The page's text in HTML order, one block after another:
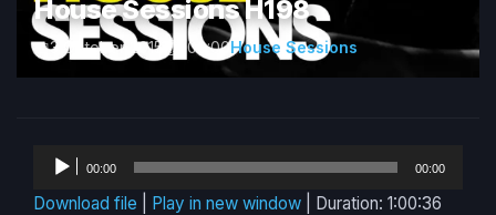
House Sessions H198
3 October 2015 1:00:00House Sessions
Audio
00:00 00:00
Download file Play in new window
Duration: 1:00:36